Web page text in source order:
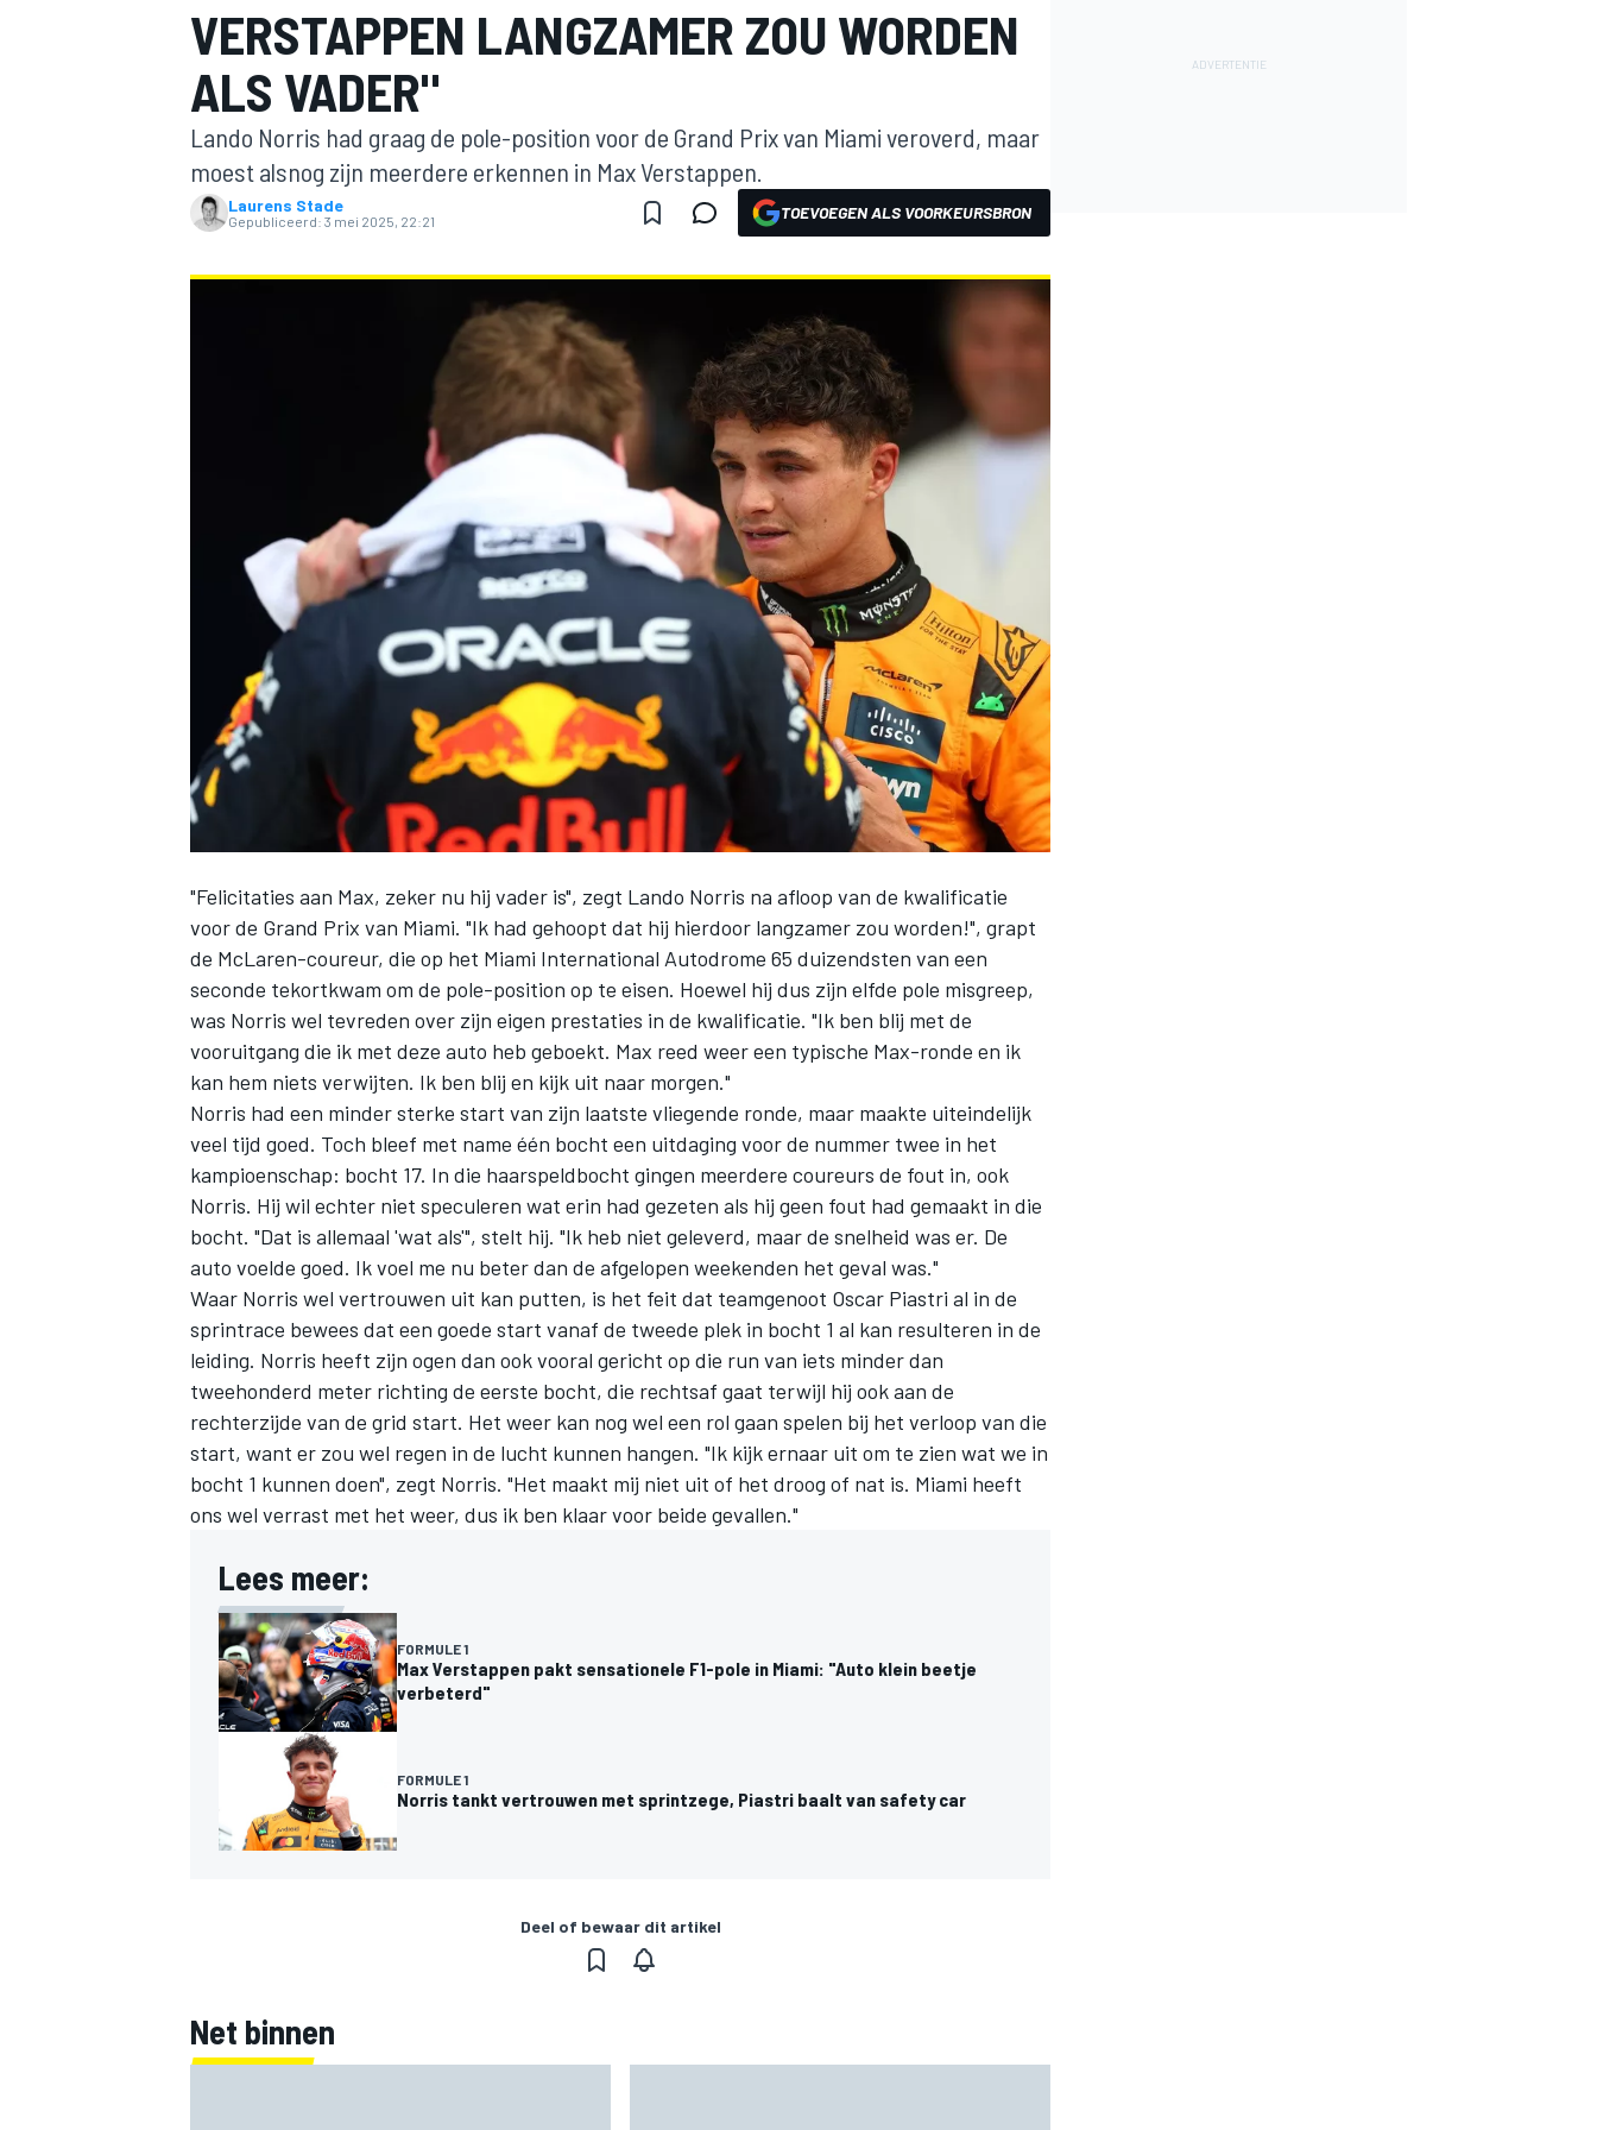
WEC DTM
VERSTAPPEN LANGZAMER ZOU WORDEN
ALS VADER"
Lando Norris had graag de pole-position voor de Grand Prix van Miami veroverd, maar
moest alsnog zijn meerdere erkennen in Max Verstappen.
Laurens Stade
Gepubliceerd: 3 mei 2025, 22:21 TOEVOEGEN ALS VOORKEURSBRON
"Felicitaties aan Max, zeker nu hij vader is", zegt Lando Norris na afloop van de kwalificatie
voor de Grand Prix van Miami. "Ik had gehoopt dat hij hierdoor langzamer zou worden!", grapt
de McLaren-coureur, die op het Miami International Autodrome 65 duizendsten van een
seconde tekortkwam om de pole-position op te eisen. Hoewel hij dus zijn elfde pole misgreep,
was Norris wel tevreden over zijn eigen prestaties in de kwalificatie. "Ik ben blij met de
vooruitgang die ik met deze auto heb geboekt. Max reed weer een typische Max-ronde en ik
kan hem niets verwijten. Ik ben blij en kijk uit naar morgen."
Norris had een minder sterke start van zijn laatste vliegende ronde, maar maakte uiteindelijk
veel tijd goed. Toch bleef met name één bocht een uitdaging voor de nummer twee in het
kampioenschap: bocht 17. In die haarspeldbocht gingen meerdere coureurs de fout in, ook
Norris. Hij wil echter niet speculeren wat erin had gezeten als hij geen fout had gemaakt in die
bocht. "Dat is allemaal 'wat als'", stelt hij. "Ik heb niet geleverd, maar de snelheid was er. De
auto voelde goed. Ik voel me nu beter dan de afgelopen weekenden het geval was."
Waar Norris wel vertrouwen uit kan putten, is het feit dat teamgenoot Oscar Piastri al in de
sprintrace bewees dat een goede start vanaf de tweede plek in bocht 1 al kan resulteren in de
leiding. Norris heeft zijn ogen dan ook vooral gericht op die run van iets minder dan
tweehonderd meter richting de eerste bocht, die rechtsaf gaat terwijl hij ook aan de
rechterzijde van de grid start. Het weer kan nog wel een rol gaan spelen bij het verloop van die
start, want er zou wel regen in de lucht kunnen hangen. "Ik kijk ernaar uit om te zien wat we in
bocht 1 kunnen doen", zegt Norris. "Het maakt mij niet uit of het droog of nat is. Miami heeft
ons wel verrast met het weer, dus ik ben klaar voor beide gevallen."
Lees meer:
FORMULE 1
Max Verstappen pakt sensationele F1-pole in Miami: "Auto klein beetje
verbeterd"
FORMULE 1
Norris tankt vertrouwen met sprintzege, Piastri baalt van safety car
Deel of bewaar dit artikel
Net binnen